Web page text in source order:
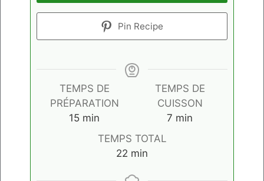
Pin Recipe
TEMPS DE
PRÉPARATION
15minutes
min
TEMPS DE
CUISSON
7 minutes
min
TEMPS TOTAL
22 minutes
min